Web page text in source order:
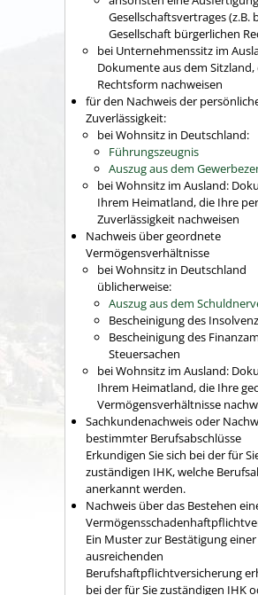
Gesellschaftsvertrages (z.B.
Gesellschaft bürgerlichen
bei Unternehmenssitz im
Dokumente aus dem Sitzland,
Rechtsform nachweisen
für den Nachweis der
Zuverlässigkeit:
bei Wohnsitz in Deutschland:
Führungszeugnis
Auszug aus dem
bei Wohnsitz im Ausland:
Ihrem Heimatland, die Ihre
Zuverlässigkeit nachweisen
Nachweis über geordnete
Vermögensverhältnisse
bei Wohnsitz in Deutschland
üblicherweise:
Auszug aus dem
Bescheinigung des
Bescheinigung des
Steuersachen
bei Wohnsitz im Ausland:
Ihrem Heimatland, die Ihre
Vermögensverhältnisse
Sachkundenachweis oder
bestimmter Berufsabschlüsse
Erkundigen Sie sich bei der für
zuständigen IHK, welche
anerkannt werden.
Nachweis über das Bestehen
Ein Muster zur Bestätigung einer
ausreichenden
Berufshaftpflichtversicherung
bei der für Sie zuständigen IHK